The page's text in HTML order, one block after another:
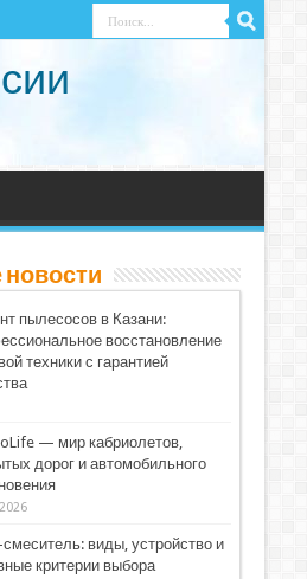
пылесосов в Казани:
восстановление
техники с гарантией
— мир кабриолетов,
дорог и автомобильного
смеситель: виды, устройство и
критерии выбора